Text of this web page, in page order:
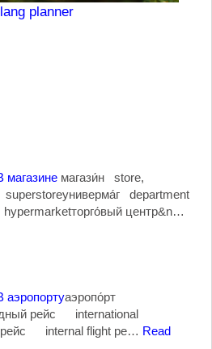
planner
магазине магази́н store,
department
центр&n…
аэропортуаэропо́рт
рейс international
рейс internal flight ре… Read